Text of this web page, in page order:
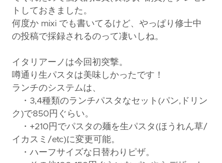
トしておきました。
何度か mixi でも書いてるけど、やっぱり修士中
の投稿で採録されるのって凄いしね。
イタリアーノは今回初突撃。
噂通り生パスタは美味しかったです！
ランチのシステムは、
・3,4種類のランチパスタなセット(パン,ドリン
ク)で850円ぐらい。
・+210円でパスタの麺を生パスタ(ほうれん草/
イカスミ/etc)に変更可能。
・ハーフサイズな日替わりピザ。